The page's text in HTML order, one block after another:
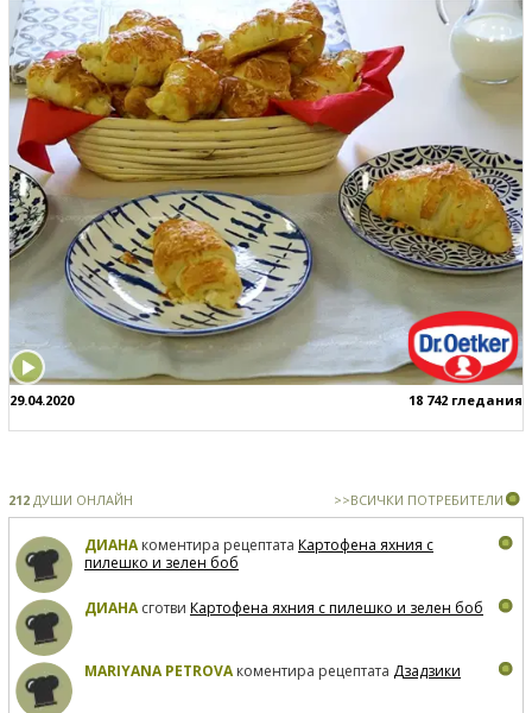
29.04.2020 18 742 гледания
212 ДУШИ ОНЛАЙН >>ВСИЧКИ ПОТРЕБИТЕЛИ
ДИАНАкоментира рецептата Картофена яхния с
пилешко и зелен боб
ДИАНАсготви Картофена яхния с пилешко и зелен боб
MARIYANA PETROVAкоментира рецептата Дзадзики